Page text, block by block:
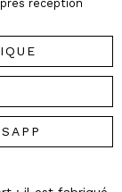
réception